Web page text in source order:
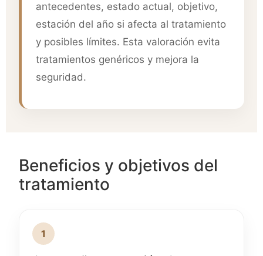
antecedentes, estado actual, objetivo,
estación del año si afecta al tratamiento
y posibles límites. Esta valoración evita
tratamientos genéricos y mejora la
seguridad.
Beneficios y objetivos del
tratamiento
1